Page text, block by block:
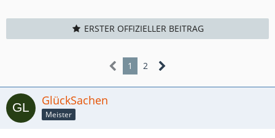
ERSTER OFFIZIELLER BEITRAG
1 2
GlückSachen
Meister